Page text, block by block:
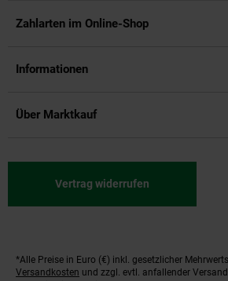
Zahlarten im Online-Shop
Informationen
Über Marktkauf
Vertrag widerrufen
Fußnoten
*Alle Preise in Euro (€) inkl. gesetzlicher
Versandkosten und zzgl. evtl. anfallender